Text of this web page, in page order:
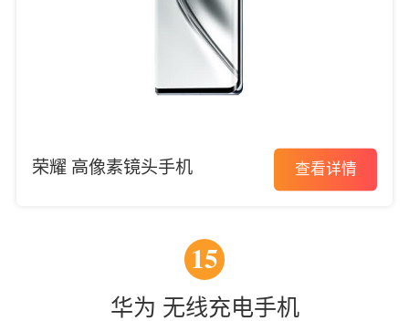
荣耀 高像素镜头手机 查看详情
15
华为 无线充电手机